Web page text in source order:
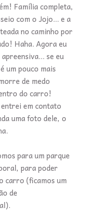
Família completa,
com o Jojo... e a
no caminho por
Haha. Agora eu
se eu
um pouco mais
de medo
do carro!
em contato
uma foto dele, o
para um parque
para poder
carro (ficamos um
de